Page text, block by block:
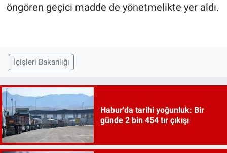
öngören geçici madde de yönetmelikte yer aldı.
İçişleri Bakanlığı
Habur'da tarihi yoğunluk: Bir
günde 2 bin 454 tır çıkışı